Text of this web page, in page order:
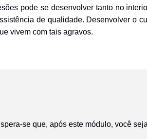
pode se desenvolver tanto no
de qualidade. Desenvolver o
vivem com tais agravos.
se que, após este módulo, você